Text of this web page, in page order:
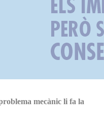
mecànic li fa la